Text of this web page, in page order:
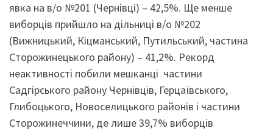
явка на в/о №201 (Чернівці) – 42,5%. Ще менше
виборців прийшло на дільниці в/о №202
(Вижницький, Кіцманський, Путильський, частина
Сторожинецького району) – 41,2%. Рекорд
неактивності побили мешканці частини
Садгірського району Чернівців, Герцаївського,
Глибоцького, Новоселицького районів і частини
Сторожинеччини, де лише 39,7% виборців